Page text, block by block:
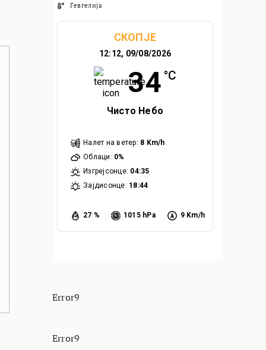
Гевгелија
СКОПЈЕ
12:12, 09/08/2026
34 °C
Чисто Небо
27 % 1015 hPa 9 Km/h
Налет на ветер: 8 Km/h
Облаци: 0%
Изгрејсонце: 04:35
Зајдисонце: 18:44
Error9
Error9